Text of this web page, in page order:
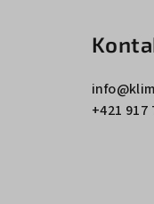
info@
+421 917